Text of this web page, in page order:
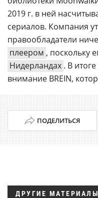
2019 г. в ней
сериалов. Компания
правообладатели
плеером , поскольку
Нидерландах . В
внимание BREIN,
ПОДЕЛИТЬСЯ
ДРУГИЕ